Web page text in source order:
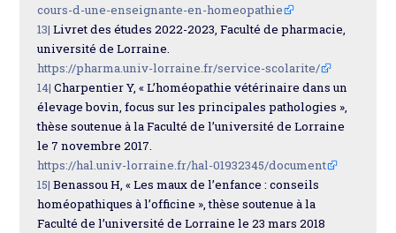
cours-d-une-enseignante-en-homeopathie
13| Livret des études 2022-2023, Faculté de pharmacie,
université de Lorraine.
https://pharma.univ-lorraine.fr/service-scolarite/
14| Charpentier Y, « L’homéopathie vétérinaire dans un
élevage bovin, focus sur les principales pathologies »,
thèse soutenue à la Faculté de l’université de Lorraine
le 7 novembre 2017.
https://hal.univ-lorraine.fr/hal-01932345/document
15| Benassou H, « Les maux de l’enfance : conseils
homéopathiques à l’officine », thèse soutenue à la
Faculté de l’université de Lorraine le 23 mars 2018